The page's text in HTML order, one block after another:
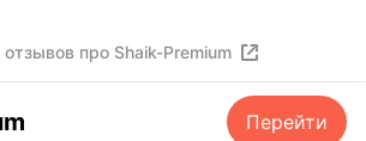
про Shaik-Premium
Перейти